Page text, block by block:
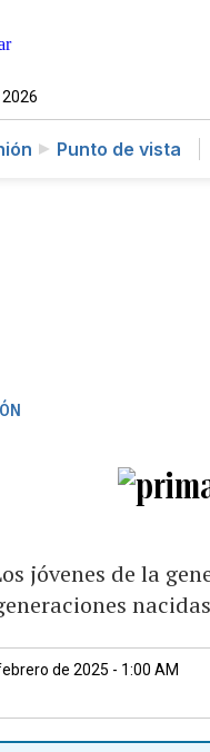
Punto de vista
jóvenes de la
de 2025 - 1:00 AM